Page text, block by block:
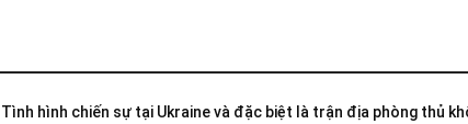
Tình hình chiến sự tại Ukraine và đặc biệt là trận địa phòng thủ